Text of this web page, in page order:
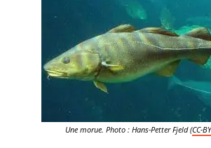
Une morue. Photo : Hans-Petter Fjeld (CC-